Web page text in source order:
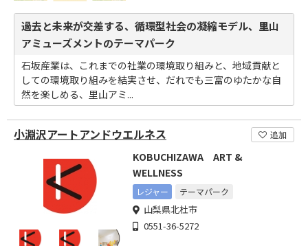
過去と未来が交差する、循環型社会の凝縮モデル、里山
アミューズメントのテーマパーク
石坂産業は、これまでの社業の環境取り組みと、地域貢献と
しての環境取り組みを結実させ、だれでも三富のゆたかな自
然を楽しめる、里山アミ...
小淵沢アートアンドウエルネス 追加
KOBUCHIZAWA ART &
WELLNESS
レジャー テーマパーク
山梨県北杜市
0551-36-5272